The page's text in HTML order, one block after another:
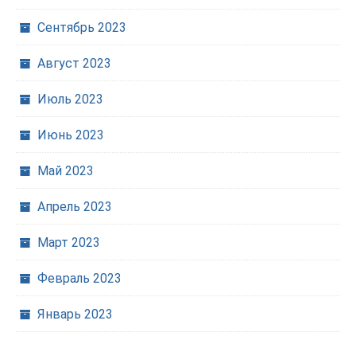
Сентябрь 2023
Август 2023
Июль 2023
Июнь 2023
Май 2023
Апрель 2023
Март 2023
Февраль 2023
Январь 2023